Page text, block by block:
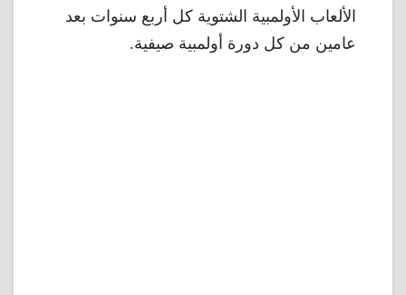
الألعاب الأولمبية الشتوية كل أربع سنوات بعد
عامين من كل دورة أولمبية صيفية.